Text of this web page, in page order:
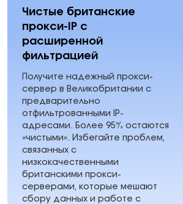
Чистые британские
прокси-IP с
расширенной
фильтрацией
Получите надежный прокси-
сервер в Великобритании с
предварительно
отфильтрованными IP-
адресами. Более 95% остаются
«чистыми». Избегайте проблем,
связанных с
низкокачественными
британскими прокси-
серверами, которые мешают
сбору данных и работе с